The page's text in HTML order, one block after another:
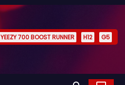
YEEZY 700 BOOST RUNNER H12 G5